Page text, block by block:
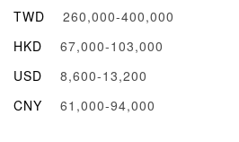
TWD
260,000-400,000
HKD
67,000-103,000
USD
8,600-13,200
CNY
61,000-94,000